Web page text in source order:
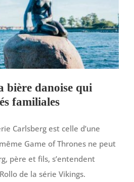
bière danoise qui
familiales
Carlsberg est celle d’une
Game of Thrones ne peut
père et fils, s’entendent
de la série Vikings.